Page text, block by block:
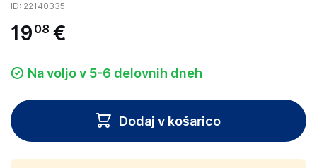
ID: 22140335
19 08 €
Na voljo v 5-6 delovnih dneh
Dodaj v košarico